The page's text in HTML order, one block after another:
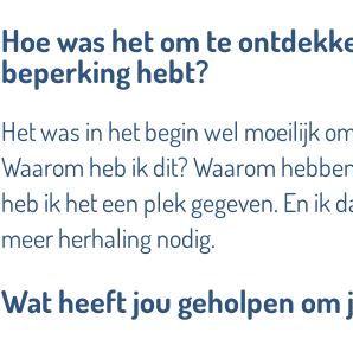
Hoe was het om te
beperking hebt?
Het was in het begin wel moeilijk
Waarom heb ik dit? Waarom
heb ik het een plek gegeven. En ik
meer herhaling nodig.
Wat heeft jou geholpen